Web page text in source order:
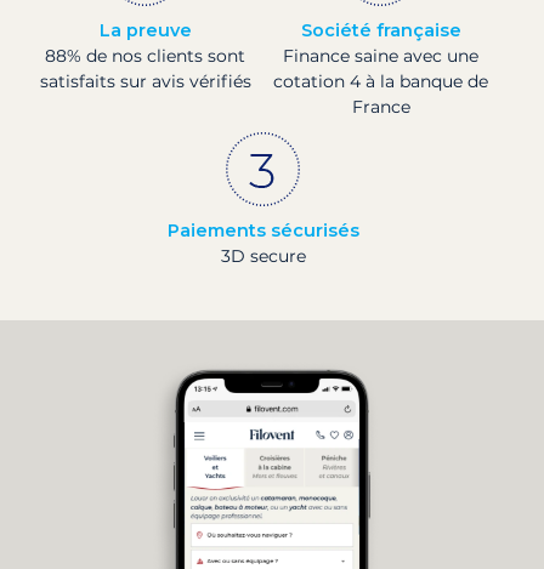
La preuve
88% de nos clients sont
satisfaits sur avis vérifiés
Société française
Finance saine avec une
cotation 4 à la banque de
France
Paiements sécurisés
3D secure